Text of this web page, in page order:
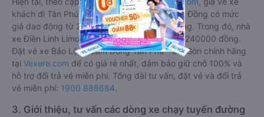
khách đi Tân Phú - Sài Gòn từ Bảo Lộc - Lâm Đồng có mức
giá dao động từ 240000 đồng - 449000 đồng. Trong đó, nhà
xe Điền Linh Limousine có giá vé rẻ nhất, chỉ 240000 đồng.
Đặt vé xe Bảo Lộc - Lâm Đồng Tân Phú - Sài Gòn chính hãng
tại Vexere.com để có giá rẻ nhất, đảm bảo giữ chỗ 100% và
hỗ trợ đổi trả vé miễn phí. Tổng đài tư vấn, đặt vé và đổi trả
vé miễn phí: 1900 888684.
3. Giới thiệu, tư vấn các dòng xe chạy tuyến đường